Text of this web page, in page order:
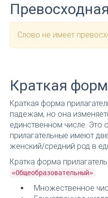
Слово не имеет
Краткая
Краткая форма
падежам, но она
единственном числе. Это
прилагательные имеют
женский/средний род в
Кратка форма
«Общеобразовательный» :
Множественное